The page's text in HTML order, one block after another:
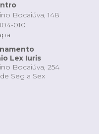
Bocaiúva, 148
010
Lex Iuris
Bocaiúva, 254
Seg a Sex